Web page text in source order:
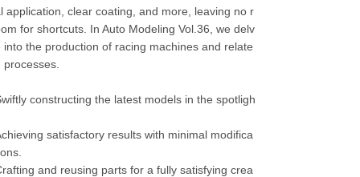
application, clear coating, and more, leaving no r
for shortcuts. In Auto Modeling Vol.36, we delv
into the production of racing machines and relate
processes.
constructing the latest models in the spotligh
satisfactory results with minimal modifica
and reusing parts for a fully satisfying crea